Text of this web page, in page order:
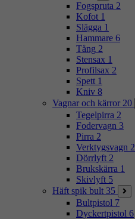
Fogspruta 2
Kofot 1
Slägga 1
Hammare 6
Tång 2
Stensax 1
Profilsax 2
Spett 1
Kniv 8
Vagnar och kärror 20
Tegelpirra 2
Fodervagn 3
Pirra 2
Verktygsvagn 2
Dörrlyft 2
Brukskärra 1
Skivlyft 5
Häft spik bult 35
Bultpistol 7
Dyckertpistol 6